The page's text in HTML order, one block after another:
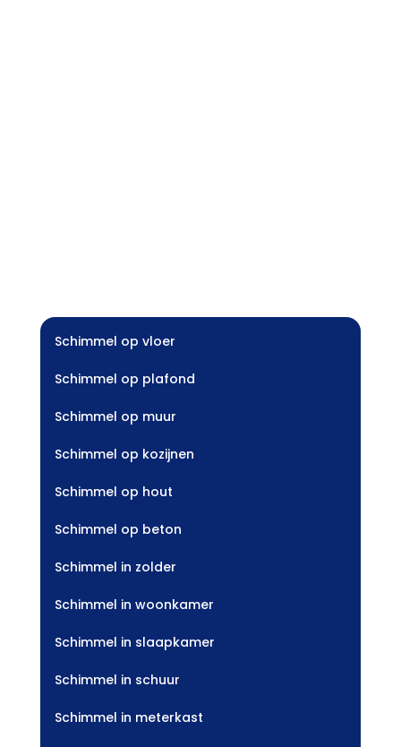
Schimmel op vloer
Schimmel op plafond
Schimmel op muur
Schimmel op kozijnen
Schimmel op hout
Schimmel op beton
Schimmel in zolder
Schimmel in woonkamer
Schimmel in slaapkamer
Schimmel in schuur
Schimmel in meterkast